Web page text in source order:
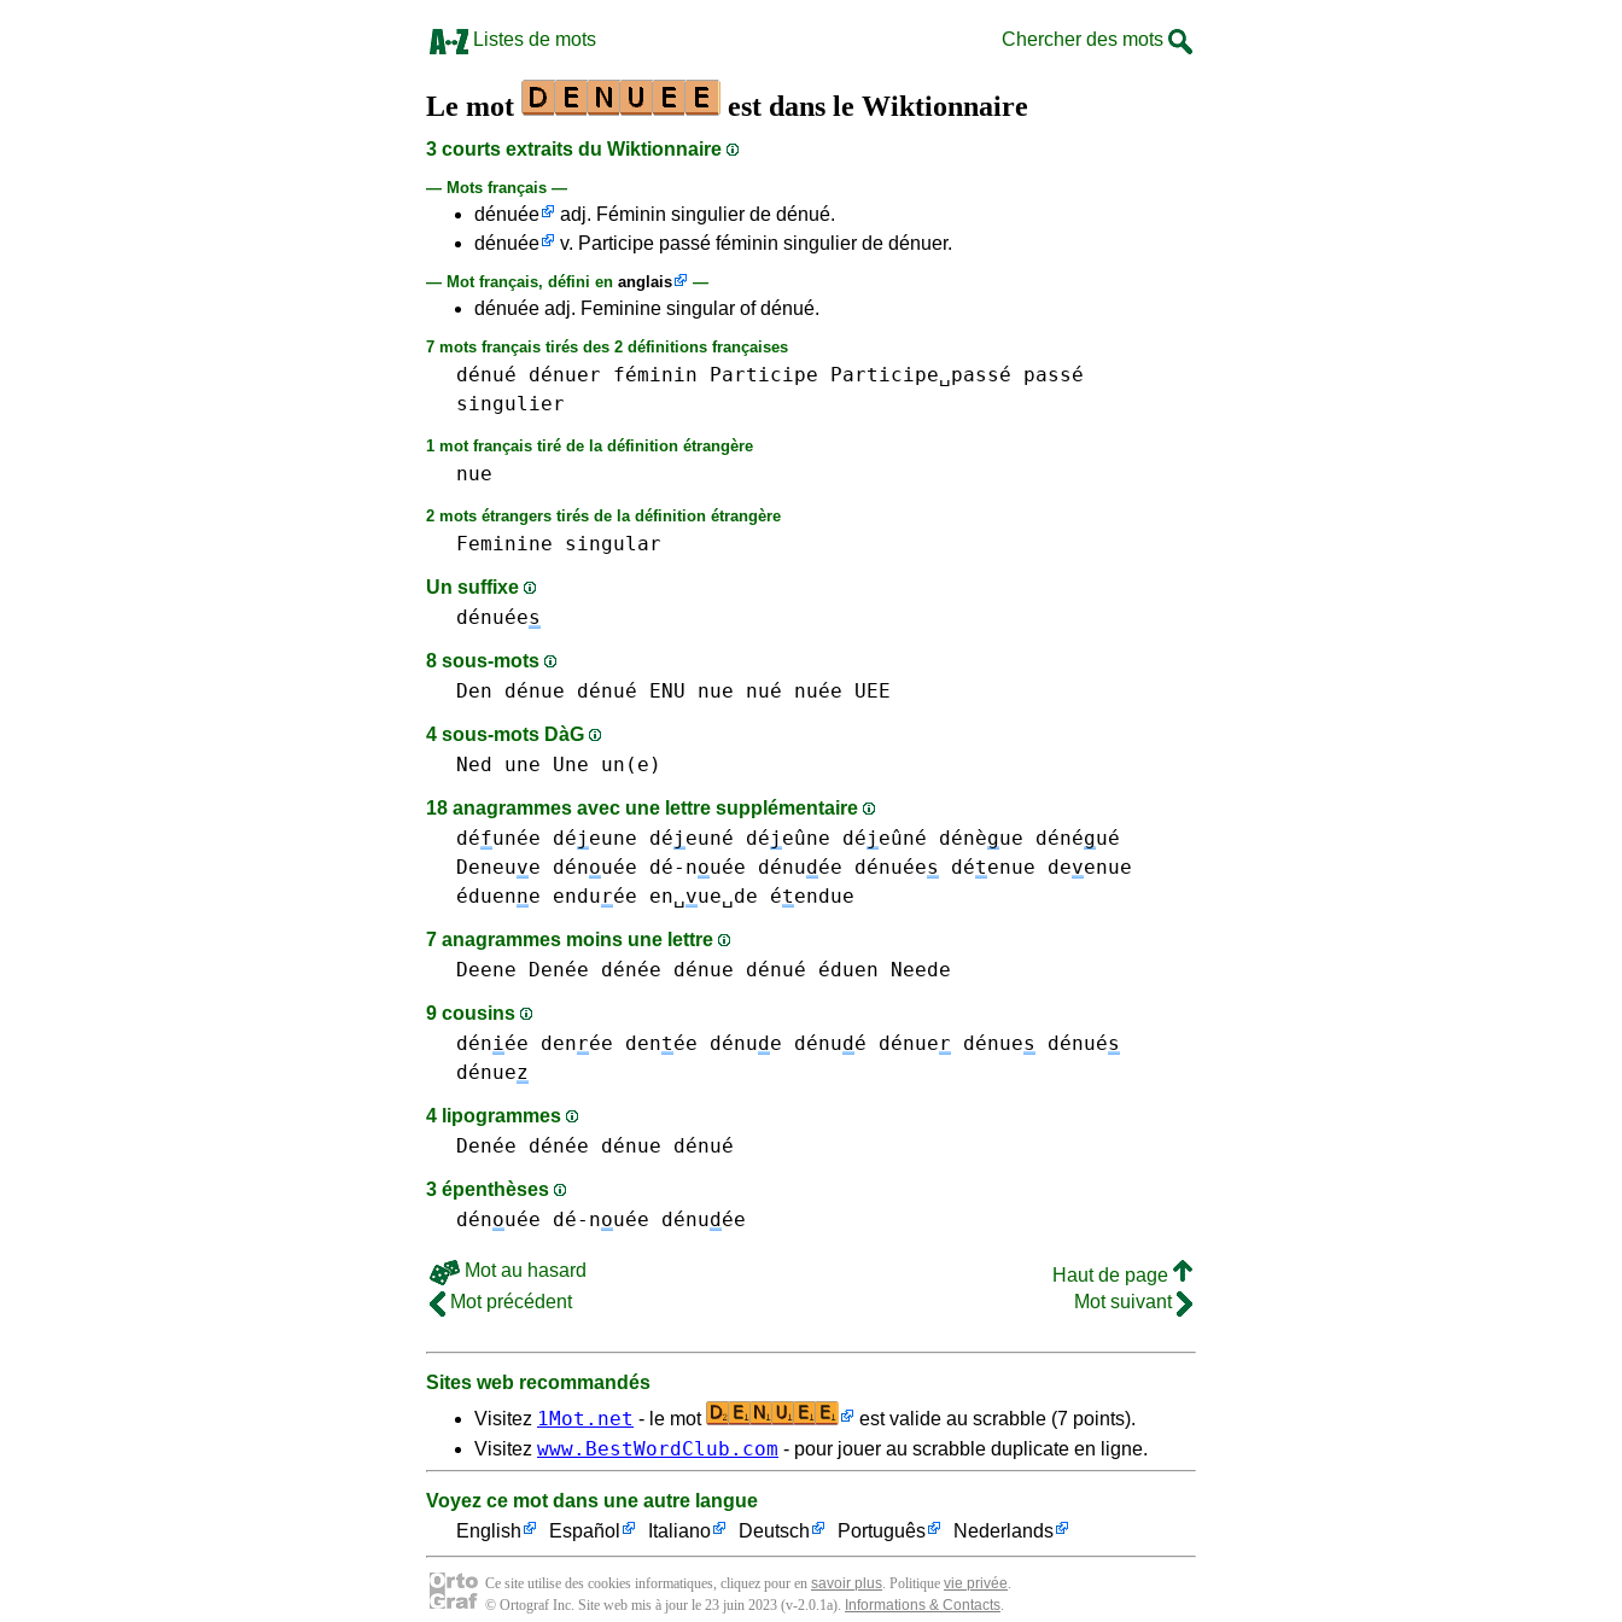
Listes de mots Chercher des mots
Le mot est dans le Wiktionnaire
3 courts extraits du Wiktionnaire
— Mots français —
dénuée
adj. Féminin singulier de dénué.
dénuée
v. Participe passé féminin singulier de dénuer.
— Mot français, défini en anglais —
dénuée adj. Feminine singular of dénué.
7 mots français tirés des 2 définitions françaises
dénué dénuer féminin Participe Participe␣passé
passé
singulier
1 mot français tiré de la définition étrangère
nue
2 mots étrangers tirés de la définition étrangère
Feminine singular
Un suffixe
dénuées
8 sous-mots
Den dénue dénué ENU nue nué nuée UEE
4 sous-mots DàG
Ned une Une un(e)
18 anagrammes avec une lettre supplémentaire
défunée déj eune déj euné déj eûne déj eûné dénègue dénégué
Deneuve dénouée dé-nouée dénudée dénuées détenue devenue
éduenne endurée en␣vue␣de étendue
7 anagrammes moins une lettre
Deene Denée dénée dénue dénué éduen Neede
9 cousins
déniée denrée dentée dénude dénudé dénuer dénues dénués
dénuez
4 lipogrammes
Denée dénée dénue dénué
3 épenthèses
dénouée dé-nouée dénudée
Mot au hasard
Haut de page
Mot précédent
Mot suivant
Sites web recommandés
Visitez 1Mot.net - le mot
est valide au scrabble (7 points).
Visitez www.BestWordClub.com - pour jouer au scrabble duplicate en ligne.
Voyez ce mot dans une autre langue
English
Español Italiano Deutsch Português Nederlands
Ce site utilise des cookies informatiques, cliquez pour en savoir plus. Politique vie privée.
© Ortograf Inc. Site web mis à jour le 23 juin 2023 (v-2.0.1a). Informations & Contacts.